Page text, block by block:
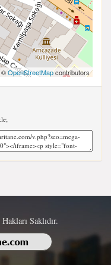
©OpenStreetMapcontributors
Saklıdır.